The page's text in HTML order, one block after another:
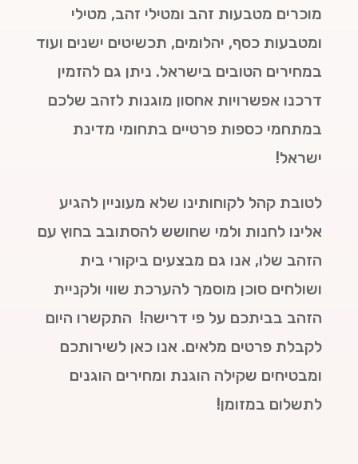
מוכרים מטבעות זהב ומטילי זהב, מטילי
ומטבעות כסף, יהלומים, תכשיטים ישנים ועוד
במחירים הטובים בישראל. ניתן גם להזמין
דרכנו אפשרויות אחסון מוגנות לזהב שלכם
במתחמי כספות פרטיים בתחומי מדינת
ישראל!
לטובת קהל לקוחותינו שלא מעוניין להגיע
אלינו לחנות ולמי שחושש להסתובב בחוץ עם
הזהב שלו, אנו גם מבצעים ביקורי בית
ושולחים סוכן מוסמך להערכת שווי ולקניית
הזהב בביתכם על פי דרישה! התקשרו היום
לקבלת פרטים מלאים. אנו כאן לשירותכם
ומבטיחים שקילה הוגנת ומחירים הוגנים
לתשלום במזומן!